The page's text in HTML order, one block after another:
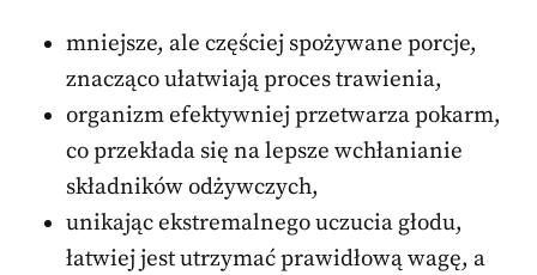
mniejsze, ale częściej spożywane porcje,
znacząco ułatwiają proces trawienia,
organizm efektywniej przetwarza pokarm,
co przekłada się na lepsze wchłanianie
składników odżywczych,
unikając ekstremalnego uczucia głodu,
łatwiej jest utrzymać prawidłową wagę, a